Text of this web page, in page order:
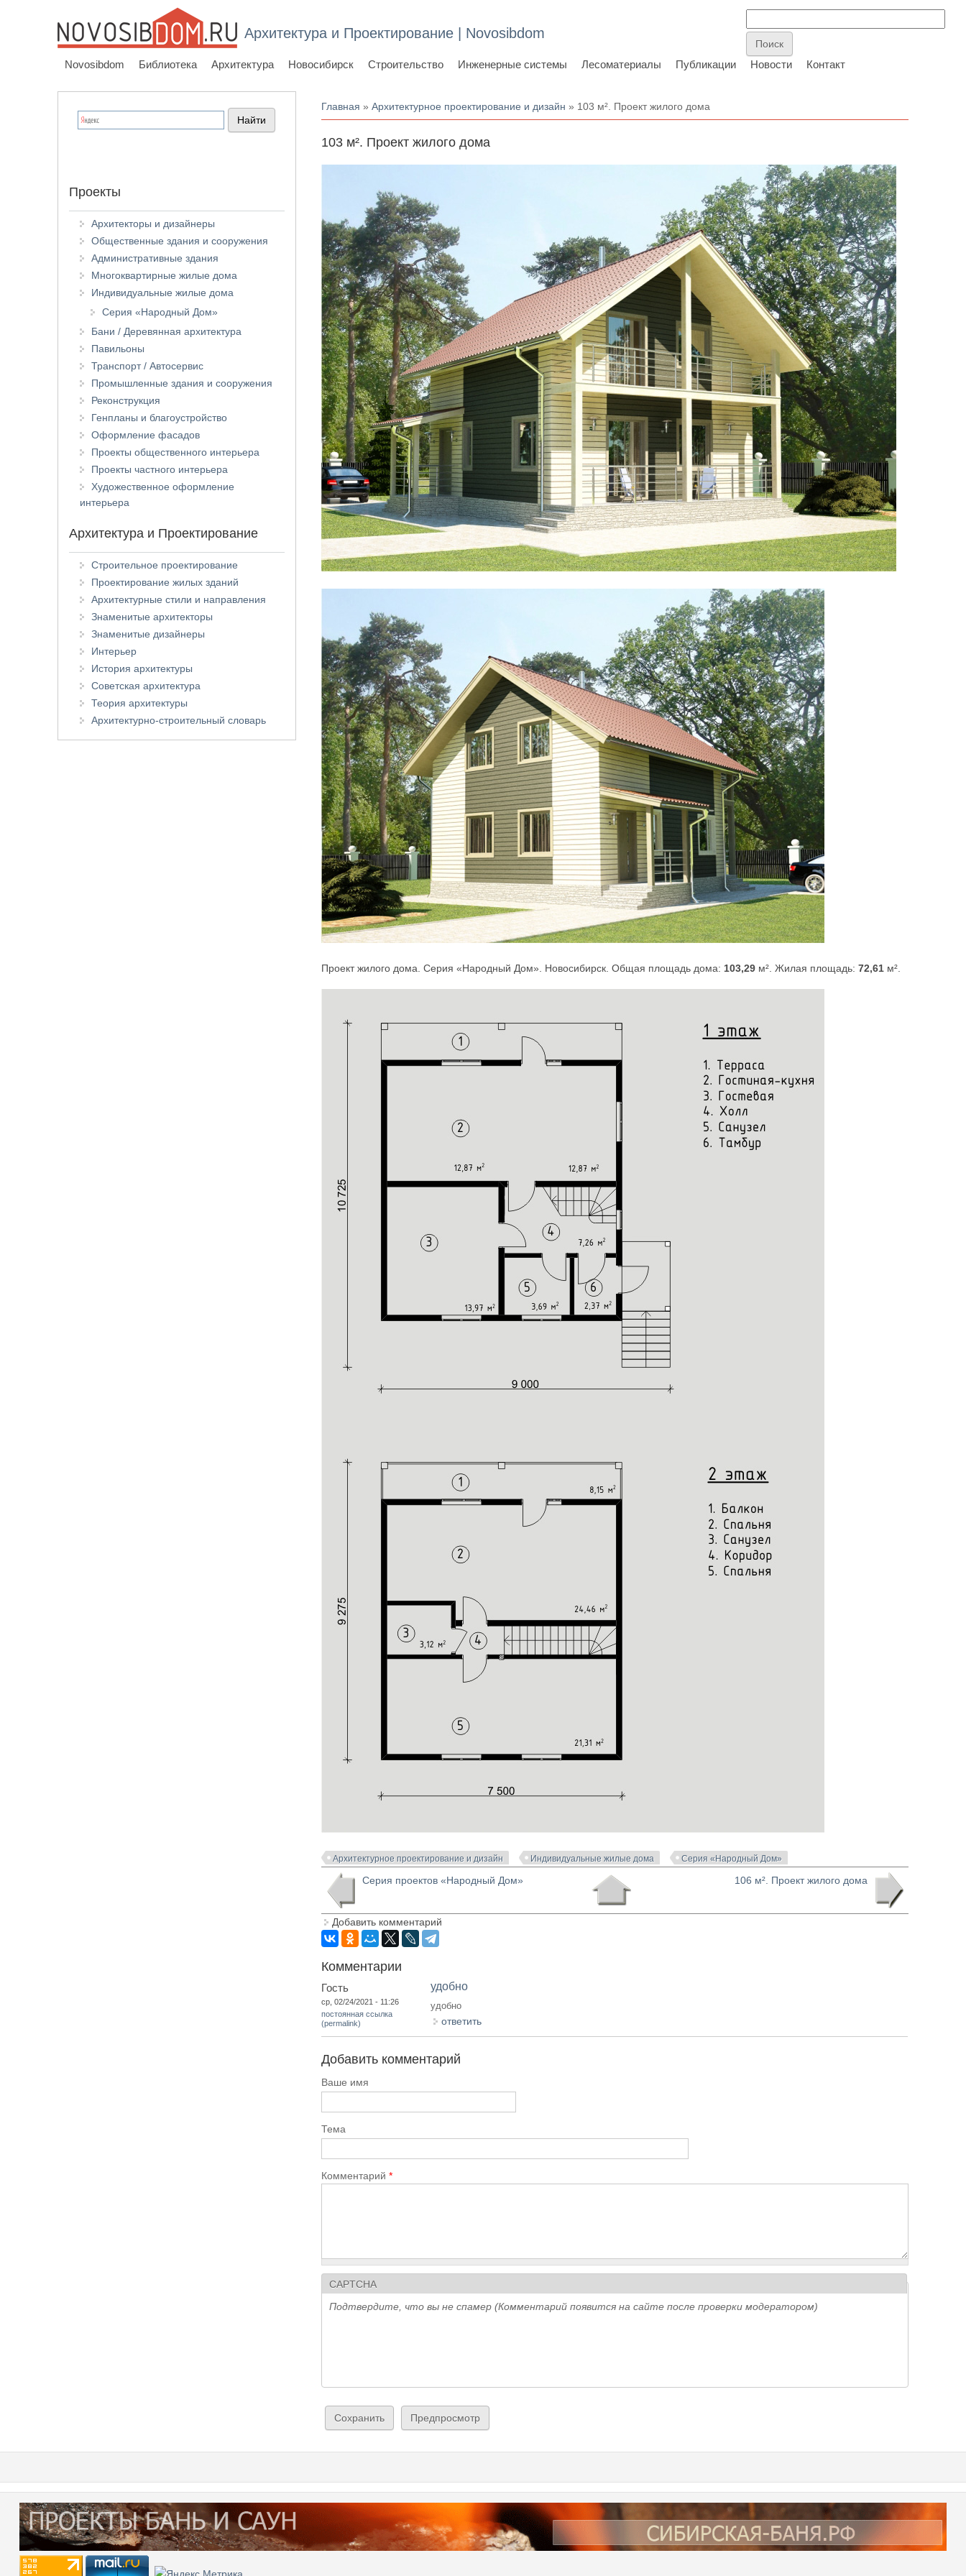
Архитектура и Проектирование | Novosibdom
Novosibdom Библиотека Архитектура Новосибирск Строительство Инженерные системы Лесоматериалы Публикации Новости Контакт
Вы здесь
Главная »Архитектурное проектирование и дизайн » 103 м². Проект жилого дома
103 м². Проект жилого дома
Проект жилого дома. Серия «Народный Дом». Новосибирск. Общая площадь дома: 103,29 м². Жилая площадь:72,61 м².
Архитектурное проектирование и дизайн Индивидуальные жилые дома Серия «Народный Дом»
Серия проектов «Народный Дом» 106 м². Проект жилого дома
Добавить комментарий
Комментарии
Гость
ср, 02/24/2021 - 11:26
постоянная ссылка
(permalink)
удобно
удобно
ответить
Добавить комментарий
Ваше имя
Тема
Комментарий*
CAPTCHA
Подтвердите, что вы не спамер (Комментарий появится на сайте после проверки модератором)
Проекты
Архитекторы и дизайнеры
Общественные здания и сооружения
Административные здания
Многоквартирные жилые дома
Индивидуальные жилые дома
Серия «Народный Дом»
Бани / Деревянная архитектура
Павильоны
Транспорт / Автосервис
Промышленные здания и сооружения
Реконструкция
Генпланы и благоустройство
Оформление фасадов
Проекты общественного интерьера
Проекты частного интерьера
Художественное оформление
интерьера
Архитектура и Проектирование
Строительное проектирование
Проектирование жилых зданий
Архитектурные стили и направления
Знаменитые архитекторы
Знаменитые дизайнеры
Интерьер
История архитектуры
Советская архитектура
Теория архитектуры
Архитектурно-строительный словарь